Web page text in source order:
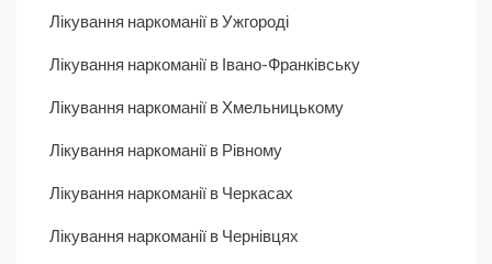
Лікування наркоманії в Ужгороді
Лікування наркоманії в Івано-Франківську
Лікування наркоманії в Хмельницькому
Лікування наркоманії в Рівному
Лікування наркоманії в Черкасах
Лікування наркоманії в Чернівцях